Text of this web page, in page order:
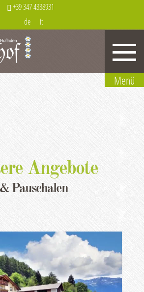
+39 347 4338931
de
it
Angebote
& Pauschalen